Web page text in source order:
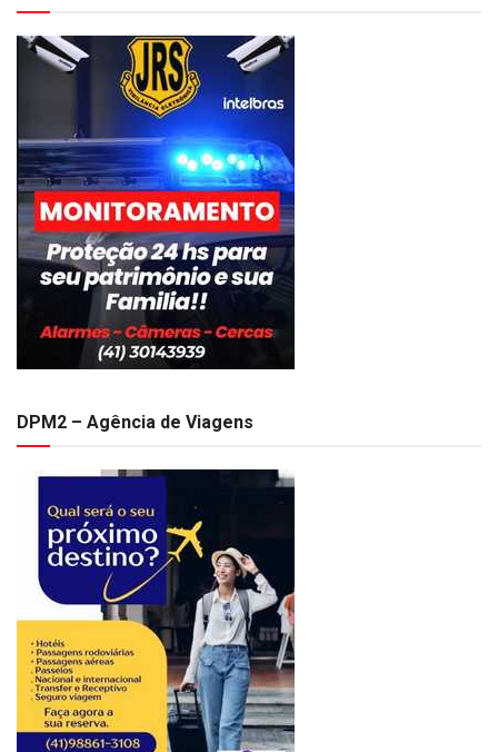
DPM2 – Agência de Viagens